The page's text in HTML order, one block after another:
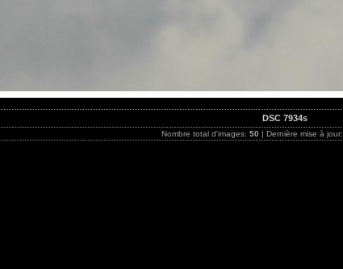
DSC 7934s
Nombre total d'images: 50 | Dernière mise à jour: